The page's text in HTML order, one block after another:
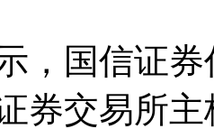
国信证券
券交易所